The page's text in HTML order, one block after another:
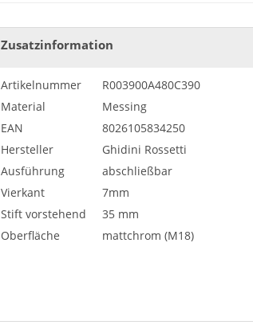
Zusatzinformation
Artikelnummer
R003900A480C390
Material
Messing
EAN
8026105834250
Hersteller
Ghidini Rossetti
Ausführung
abschließbar
Vierkant
7mm
Stift vorstehend
35 mm
Oberfläche
mattchrom (M18)